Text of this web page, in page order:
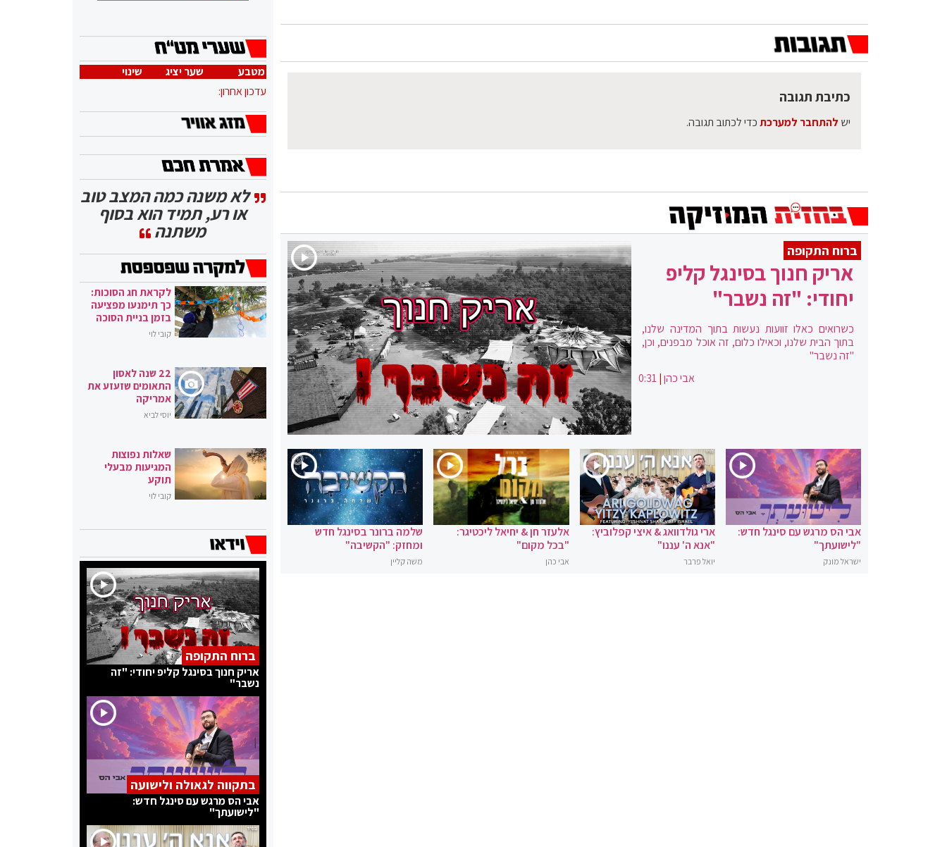
כתיבת תגובה
יש להתחבר למערכתכדי לכתוב תגובה.
ברוח התקופה
אריק חנוך בסינגל קליפ
יחודי: "זה נשבר"
כשרואים כאלו זוועות נעשות בתוך המדינה שלנו,
בתוך הבית שלנו, וכאילו כלום, זה אוכל מבפנים, וכן,
"זה נשבר"
אבי כהן|
0:31
אבי הס מרגש עם סינגל חדש:
"לישועתך"
ישראל מונק
ארי גולדוואג & איצי קפלוביץ:
"אנא ה' עננו"
יואל פרבר
אלעזר חן & יחיאל ליכטיגר:
"בכל מקום"
אבי כהן
שלמה ברונר בסינגל חדש
ומחזק: "הקשיבה"
משה קליין
מטבע שער יציג
שינוי
עדכון אחרון:
לא משנה כמה המצב טוב
או רע, תמיד הוא בסוף
משתנה
לקראת חג הסוכות:
כך תימנעו מפציעה
בזמן בניית הסוכה
קובי לוי
22 שנה לאסון
התאומים שזעזע את
אמריקה
יוסי לביא
שאלות נפוצות
המגיעות מבעלי
תוקע
קובי לוי
ברוח התקופה
אריק חנוך בסינגל קליפ יחודי: "זה
נשבר"
בתקווה לגאולה ולישועה
אבי הס מרגש עם סינגל חדש:
"לישועתך"